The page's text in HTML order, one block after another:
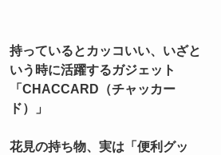
持っているとカッコいい、いざと
いう時に活躍するガジェット
「CHACCARD（チャッカー
ド）」
花見の持ち物、実は「便利グッ